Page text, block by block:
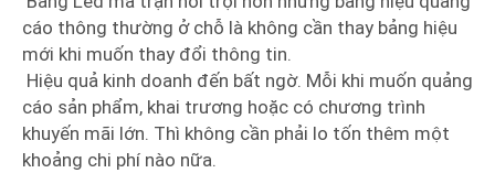
cáo thông thường ở chỗ là không cần thay bảng hiệu
mới khi muốn thay đổi thông tin.
Hiệu quả kinh doanh đến bất ngờ. Mỗi khi muốn quảng
cáo sản phẩm, khai trương hoặc có chương trình
khuyến mãi lớn. Thì không cần phải lo tốn thêm một
khoảng chi phí nào nữa.